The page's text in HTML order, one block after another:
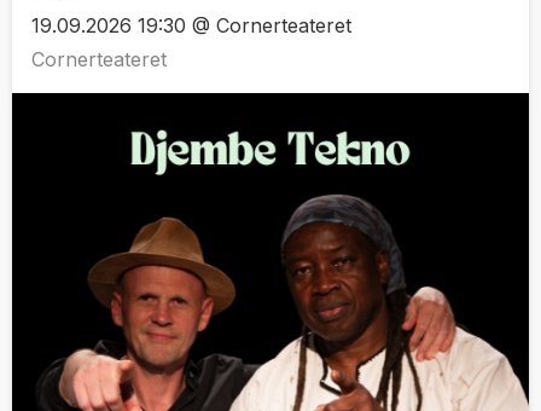
19.09.2026 19:30 @ Cornerteateret
Cornerteateret